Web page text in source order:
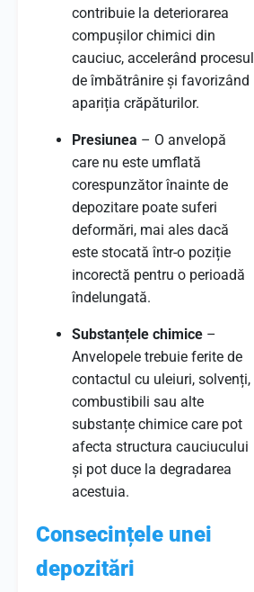
contribuie la deteriorarea
compușilor chimici din
cauciuc, accelerând procesul
de îmbătrânire și favorizând
apariția crăpăturilor.
Presiunea – O anvelopă
care nu este umflată
corespunzător înainte de
depozitare poate suferi
deformări, mai ales dacă
este stocată într-o poziție
incorectă pentru o perioadă
îndelungată.
Substanțele chimice –
Anvelopele trebuie ferite de
contactul cu uleiuri, solvenți,
combustibili sau alte
substanțe chimice care pot
afecta structura cauciucului
și pot duce la degradarea
acestuia.
Consecințele unei
depozitări